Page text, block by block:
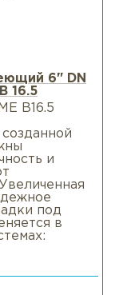
6" DN
16.5
B16.5
и
под
в